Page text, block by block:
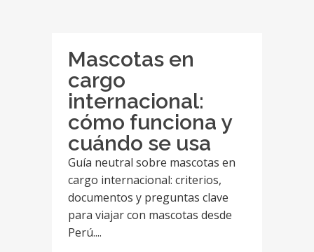
Mascotas en
cargo
internacional:
cómo funciona y
cuándo se usa
Guía neutral sobre mascotas en
cargo internacional: criterios,
documentos y preguntas clave
para viajar con mascotas desde
Perú....